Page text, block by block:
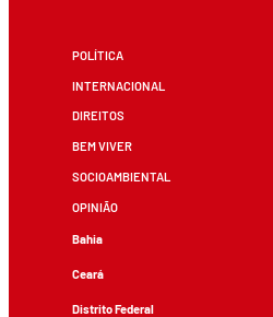
POLÍTICA
INTERNACIONAL
DIREITOS
BEM VIVER
SOCIOAMBIENTAL
OPINIÃO
Bahia
Ceará
Distrito Federal